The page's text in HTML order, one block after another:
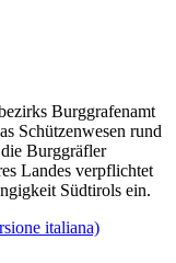
Burggrafenamt
Schützenwesen rund
Burggräfler
Landes verpflichtet
Südtirols ein.
italiana)